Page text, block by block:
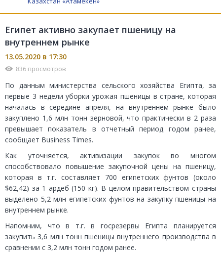
Египет активно закупает пшеницу на
внутреннем рынке
13.05.2020 в 17:30
836 просмотров
По данным министерства сельского хозяйства Египта, за
первые 3 недели уборки урожая пшеницы в стране, которая
началась в середине апреля, на внутреннем рынке было
закуплено 1,6 млн тонн зерновой, что практически в 2 раза
превышает показатель в отчетный период годом ранее,
сообщает Business Times.
Как уточняется, активизации закупок во многом
способствовало повышение закупочной цены на пшеницу,
которая в т.г. составляет 700 египетских фунтов (около
$62,42) за 1 ардеб (150 кг). В целом правительством страны
выделено 5,2 млн египетских фунтов на закупку пшеницы на
внутреннем рынке.
Напомним, что в т.г. в госрезервы Египта планируется
закупить 3,6 млн тонн пшеницы внутреннего производства в
сравнении с 3,2 млн тонн годом ранее.